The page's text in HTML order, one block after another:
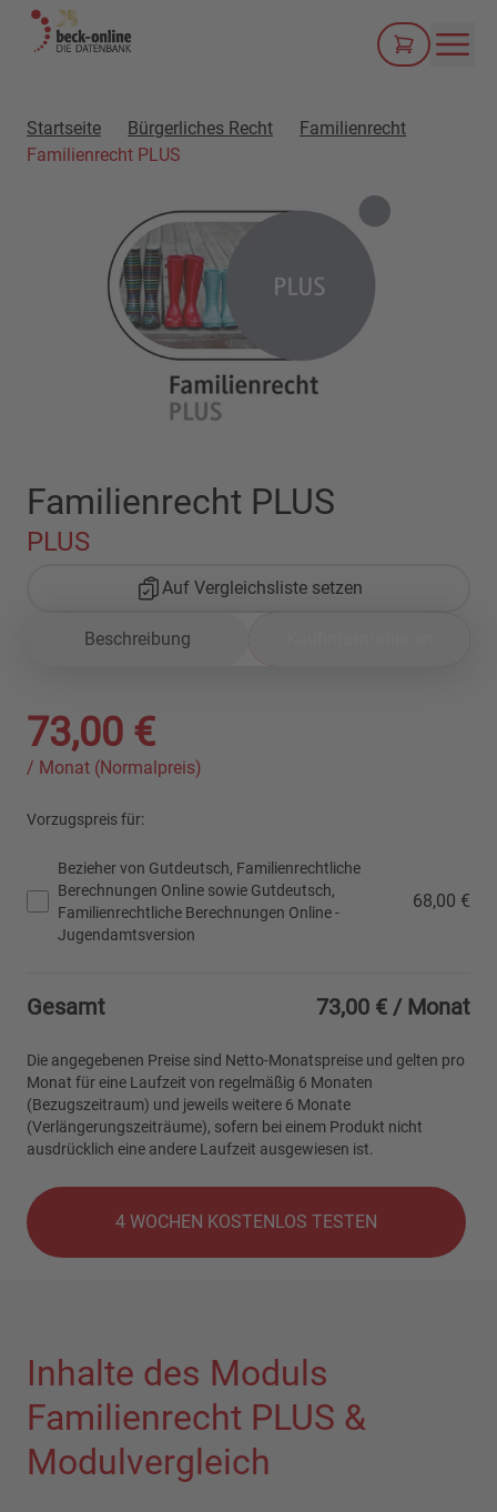
Startseite Bürgerliches Recht
Familienrecht
Familienrecht PLUS
Familienrecht PLUS
PLUS
Auf Vergleichsliste setzen
Beschreibung
73,00 €
/ Monat (Normalpreis)
Vorzugspreis für:
Bezieher von Gutdeutsch, Familienrechtliche
Berechnungen Online sowie Gutdeutsch,
Familienrechtliche Berechnungen Online -
Jugendamtsversion
68,00 €
Gesamt 73,00 € / Monat
Die angegebenen Preise sind Netto-Monatspreise und gelten pro
Monat für eine Laufzeit von regelmäßig 6 Monaten
(Bezugszeitraum) und jeweils weitere 6 Monate
(Verlängerungszeiträume), sofern bei einem Produkt nicht
ausdrücklich eine andere Laufzeit ausgewiesen ist.
4 WOCHEN KOSTENLOS TESTEN
Inhalte des Moduls
Familienrecht PLUS &
Modulvergleich